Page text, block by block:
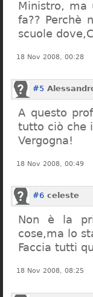
Ministro, ma
fa?? Perchè
scuole
18 Nov 2008, 00:28
#5
A questo
tutto ciò che
Vergogna!
18 Nov 2008, 00:49
#6 celeste
Non è la
cose,ma lo
Faccia tutti
18 Nov 2008, 08:25